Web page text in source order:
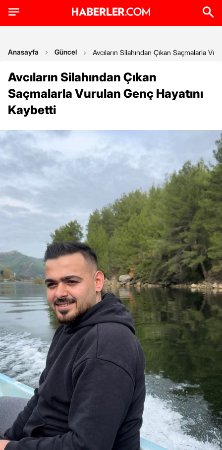
Anasayfa Güncel Avcıların Silahından Çıkan Saçmalarla
Avcıların Silahından Çıkan
Saçmalarla Vurulan Genç Hayatını
Kaybetti